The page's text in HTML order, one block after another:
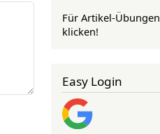
Für Artikel-Übungen
klicken!
Easy Login